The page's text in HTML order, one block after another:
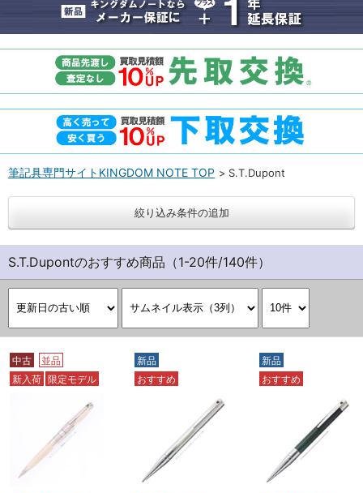
筆記具専門サイトKINGDOM NOTE TOP S.T.Dupont
絞り込み条件の追加
S.T.Dupontのおすすめ商品（1-20件/140件）
中古
並品
新入荷 限定モデル
新品
おすすめ
新品
おすすめ